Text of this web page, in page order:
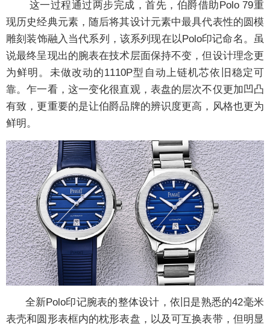
这一过程通过两步完成，首先，伯爵借助Polo 79重
现历史经典元素，随后将其设计元素中最具代表性的圆模
雕刻装饰融入当代系列，该系列现在以Polo印记命名。虽
说最终呈现出的腕表在技术层面保持不变，但设计理念更
为鲜明。未做改动的1110P型自动上链机芯依旧稳定可
靠。乍一看，这一变化很直观，表盘的层次不仅更加凹凸
有致，更重要的是让伯爵品牌的辨识度更高，风格也更为
鲜明。
全新Polo印记腕表的整体设计，依旧是熟悉的42毫米
表壳和圆形表框内的枕形表盘，以及可互换表带，但明显